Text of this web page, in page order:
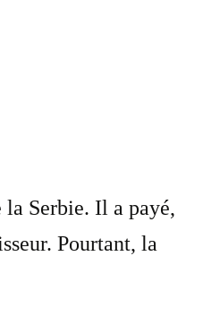
Serbie. Il a payé,
Pourtant, la